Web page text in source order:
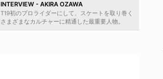
INTERVIEW - AKIRA OZAWA
T19初のプロライダーにして、スケートを取り巻く
さまざまなカルチャーに精通した最重要人物。